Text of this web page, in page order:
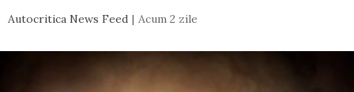
Autocritica News Feed Acum 2 zile